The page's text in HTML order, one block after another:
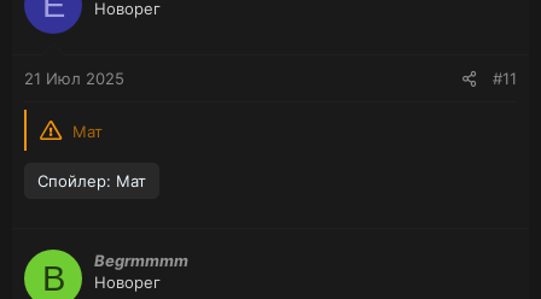
Новорег
21 Июл 2025 #11
Мат
Спойлер: Мат
B
Begrmmmm
Новорег